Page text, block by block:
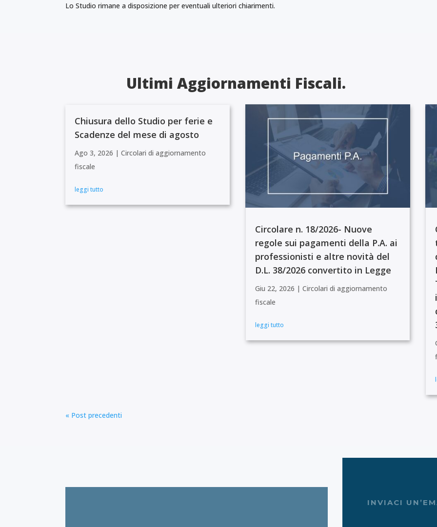
Lo Studio rimane a disposizione per eventuali ulteriori chiarimenti.
Ultimi Aggiornamenti Fiscali.
Chiusura dello Studio per ferie e
Scadenze del mese di agosto
Ago 3, 2026 |Circolari di aggiornamento
fiscale
leggi tutto
Circolare n. 18/2026- Nuove
regole sui pagamenti della P.A. ai
professionisti e altre novità del
D.L. 38/2026 convertito in Legge
Giu 22, 2026 | Circolari di aggiornamento
fiscale
leggi tutto
« Post precedenti
INVIACI